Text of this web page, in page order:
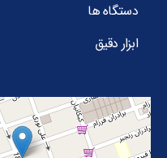
دستگاه ها
ابزار دقیق